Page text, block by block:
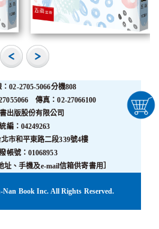
02-2705-5066分機808
傳真：02-27066100
出版股份有限公司
編：04249263
市和平東路二段339號4樓
帳號：01068953
址、手機及e-mail信箱供寄書用］
Book Inc. All Rights Reserved.